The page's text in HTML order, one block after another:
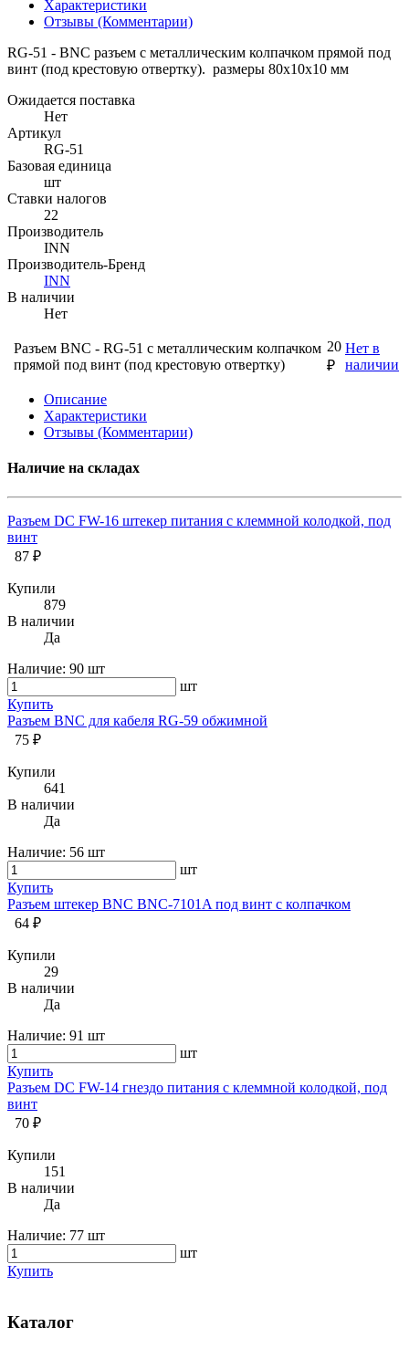
Характеристики
Отзывы (Комментарии)
RG-51 - BNC разъем с металлическим колпачком прямой под
винт (под крестовую отвертку). размеры 80х10х10 мм
Ожидается поставка
Нет
Артикул
RG-51
Базовая единица
шт
Ставки налогов
22
Производитель
INN
Производитель-Бренд
INN
В наличии
Нет
Разъем BNC - RG-51 с металлическим колпачком
прямой под винт (под крестовую отвертку)
20
₽
Нет в
наличии
Описание
Характеристики
Отзывы (Комментарии)
Наличие на складах
Разъем DC FW-16 штекер питания с клеммной колодкой, под
винт
87 ₽
Купили
879
В наличии
Да
Наличие: 90 шт
шт
Купить
Разъем BNC для кабеля RG-59 обжимной
75 ₽
Купили
641
В наличии
Да
Наличие: 56 шт
шт
Купить
Разъем штекер BNC BNC-7101A под винт с колпачком
64 ₽
Купили
29
В наличии
Да
Наличие: 91 шт
шт
Купить
Разъем DC FW-14 гнездо питания с клеммной колодкой, под
винт
70 ₽
Купили
151
В наличии
Да
Наличие: 77 шт
шт
Купить
Каталог